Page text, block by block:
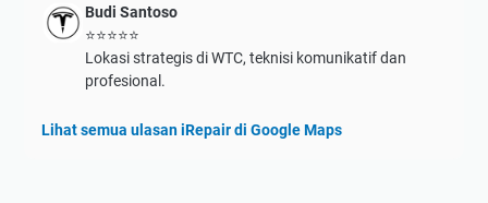
Budi Santoso
⭐⭐⭐⭐⭐
Lokasi strategis di WTC, teknisi komunikatif dan
profesional.
Lihat semua ulasan iRepair di Google Maps